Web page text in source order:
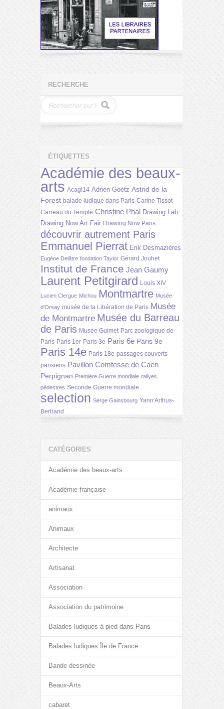
RECHERCHE
ÉTIQUETTES
Académie des beaux-
arts Acagl14 Adrien Goetz Astrid de la
Forest balade ludique dans Paris Carine Tissot
Carreau du Temple Christine Phal Drawing Lab
Drawing Now Art Fair Drawing Now Paris
découvrir autrement Paris
Emmanuel Pierrat Erik Desmazières
Eugène Delâtre fondation Taylor Gérard Jouhet
Institut de France Jean Gaumy
Laurent Petitgirard Louis XIV
Lucien Clergue Michou Montmartre Musée
d'Orsay musée de la Libération de Paris Musée
de Montmartre Musée du Barreau
de Paris Musée Guimet Parc zoologique de
Paris Paris 1er Paris 3e Paris 6e Paris 9e
Paris 14e Paris 18e passages couverts
parisiens Pavillon Comtesse de Caen
Perpignan Première Guerre mondiale rallyes
pédestres Seconde Guerre mondiale
selection Serge Gainsbourg Yann Arthus-
Bertrand
CATÉGORIES
Académie des beaux-arts
Académie française
animaux
Animaux
Architecte
Artisanat
Association
Association du patrimoine
Balades ludiques à pied dans Paris
Balades ludiques Île de France
Bande dessinée
Beaux-Arts
cabaret